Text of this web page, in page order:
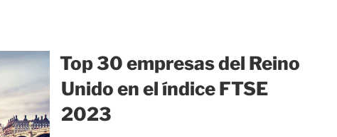
Top 30 empresas del Reino
Unido en el índice FTSE
2023